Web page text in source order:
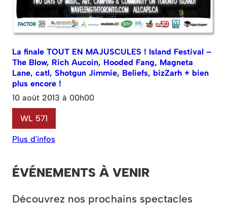
La finale TOUT EN MAJUSCULES ! Island Festival –
The Blow, Rich Aucoin, Hooded Fang, Magneta
Lane, catl, Shotgun Jimmie, Beliefs, bizZarh + bien
plus encore !
10 août 2013 à 00h00
WL 571
Plus d'infos
ÉVÉNEMENTS À VENIR
Découvrez nos prochains spectacles